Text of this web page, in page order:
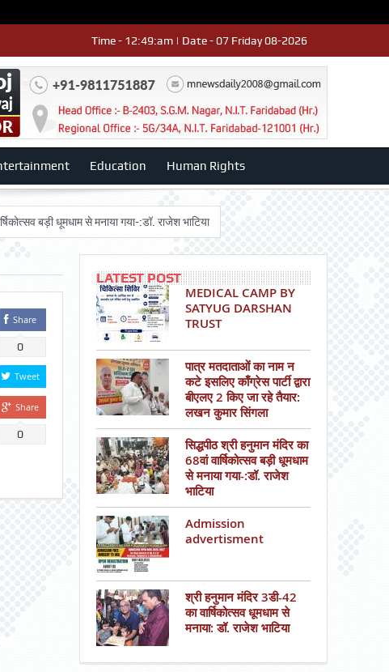
Time - 12:49:am | Date - 07 Friday 08-2026
Education Human Rights
धूमधाम से मनाया गया-:डॉ. राजेश भाटिया Admission advertisment श्री
Share
0
Tweet
Share
0
LATEST POST
MEDICAL CAMP BY
SATYUG DARSHAN
TRUST
पात्र मतदाताओं का नाम न
कटे इसलिए काँग्रेस पार्टी द्वारा
बीएलए 2 किए जा रहे तैयार:
लखन कुमार सिंगला
सिद्धपीठ श्री हनुमान मंदिर का
68वां वार्षिकोत्सव बड़ी धूमधाम
से मनाया गया-:डॉ. राजेश
भाटिया
Admission
advertisment
श्री हनुमान मंदिर 3डी-42
का वार्षिकोत्सव धूमधाम से
मनाया: डॉ. राजेश भाटिया